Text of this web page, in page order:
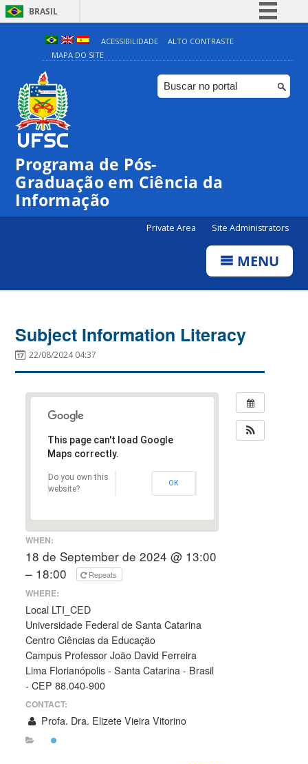
BRASIL
Simplifique!
Comunica BR
Participe
ACESSIBILIDADE
ALTO CONTRASTE
MAPA DO SITE
Programa de Pós-
Graduação em Ciência da
Informação
Private Area Site Administrators
MENU
Subject Information Literacy
22/08/2024 04:37
This page can't load Google
Maps correctly.
Do you own this
website?
OK
WHEN:
18 de September de 2024 @ 13:00
– 18:00
Repeats
WHERE:
Local LTI_CED
Universidade Federal de Santa Catarina
Centro Ciências da Educação
Campus Professor João David Ferreira
Lima Florianópolis - Santa Catarina - Brasil
- CEP 88.040-900
CONTACT:
Profa. Dra. Elizete Vieira Vitorino